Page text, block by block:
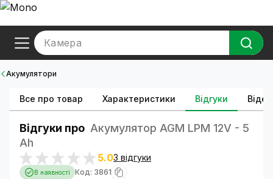
Камера
Акумулятори
Все про товар Характеристики Відгуки Відео
Відгуки про Акумулятор AGM LPM 12V - 5
Ah
5.03 відгуки
В наявності Код: 3861